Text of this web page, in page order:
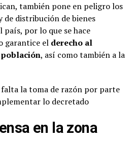
también pone en peligro los
de distribución de bienes
país, por lo que se hace
garantice el derecho al
, así como también a la
la toma de razón por parte
lo decretado
en la zona